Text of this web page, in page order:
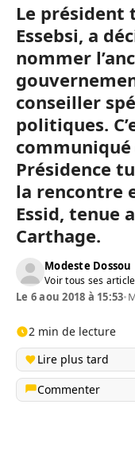
Le président
Essebsi, a
nommer
conseiller
politiques.
Présidence
la rencontre
Essid, tenue
Carthage.
Modeste Dossou
Voir tous ses
Le 6 aou 2018 à 15:53•
2 min de lecture
Lire plus tard
Commenter